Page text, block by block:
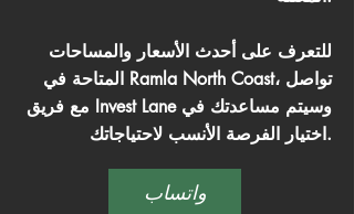
للتعرف على أحدث الأسعار والمساحات
المتاحة في Ramla North Coast، تواصل
مع فريق Invest Lane وسيتم مساعدتك في
اختيار الفرصة الأنسب لاحتياجاتك.
واتساب